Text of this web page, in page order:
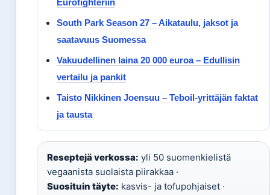
Eurofighteriin
South Park Season 27 – Aikataulu, jaksot ja
saatavuus Suomessa
Vakuudellinen laina 20 000 euroa – Edullisin
vertailu ja pankit
Taisto Nikkinen Joensuu – Teboil-yrittäjän faktat
ja tausta
Reseptejä verkossa: yli 50 suomenkielistä
vegaanista suolaista piirakkaa ·
Suosituin täyte: kasvis- ja tofupohjaiset ·